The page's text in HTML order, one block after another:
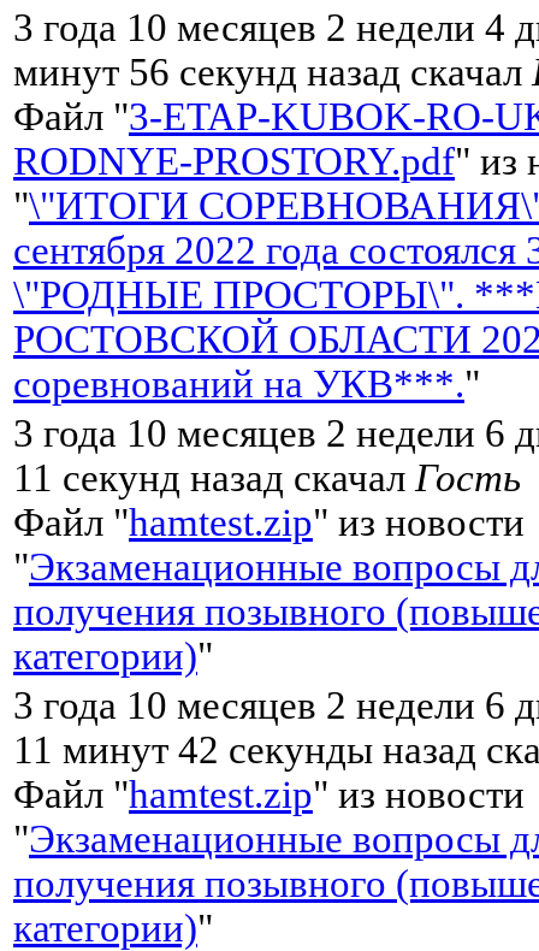
3 года 10 месяцев 2 недели 4
минут 56 секунд назад скачал
Файл "3-ETAP-KUBOK-RO-
RODNYE-PROSTORY.pdf" из
"\"ИТОГИ
сентября 2022 года
\"РОДНЫЕ ПРОСТОРЫ\".
РОСТОВСКОЙ ОБЛАСТИ
соревнований на УКВ***."
3 года 10 месяцев 2 недели 6
11 секунд назад скачал Гость
Файл "hamtest.zip" из новости
"Экзаменационные вопросы
получения позывного
категории)"
3 года 10 месяцев 2 недели 6
11 минут 42 секунды назад
Файл "hamtest.zip" из новости
"Экзаменационные вопросы
получения позывного
категории)"